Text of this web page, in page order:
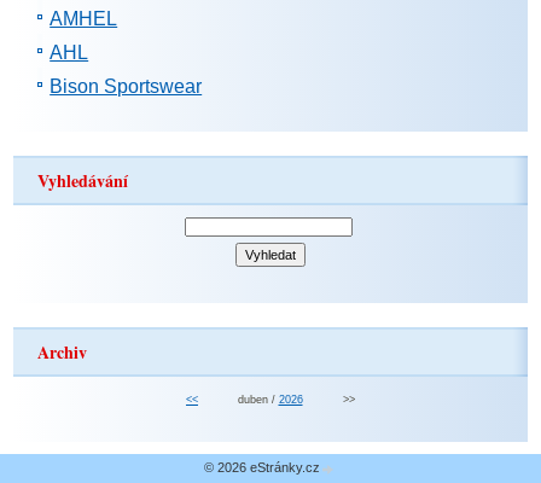
AMHEL
AHL
Bison Sportswear
Vyhledávání
Archiv
<< duben / 2026 >>
© 2026 eStránky.cz